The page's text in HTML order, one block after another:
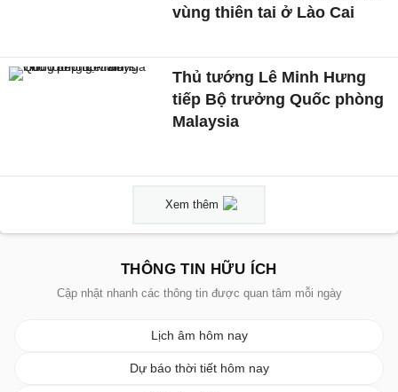
vùng thiên tai ở Lào Cai
Thủ tướng Lê Minh Hưng
tiếp Bộ trưởng Quốc phòng
Malaysia
Xem thêm
THÔNG TIN HỮU ÍCH
Cập nhật nhanh các thông tin được quan tâm mỗi ngày
Lịch âm hôm nay
Dự báo thời tiết hôm nay